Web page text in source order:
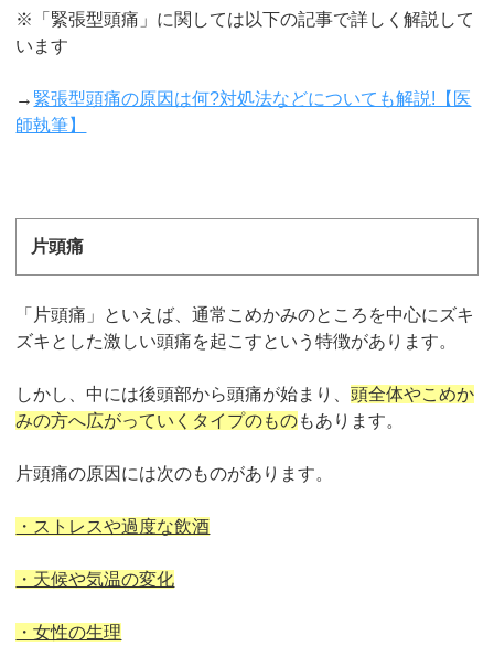
※「緊張型頭痛」に関しては以下の記事で詳しく解説して
います
→ 緊張型頭痛の原因は何?対処法などについても解説!【医
師執筆】
片頭痛
「片頭痛」といえば、通常こめかみのところを中心にズキ
ズキとした激しい頭痛を起こすという特徴があります。
しかし、中には後頭部から頭痛が始まり、頭全体やこめか
みの方へ広がっていくタイプのものもあります。
片頭痛の原因には次のものがあります。
・ストレスや過度な飲酒
・天候や気温の変化
・女性の生理